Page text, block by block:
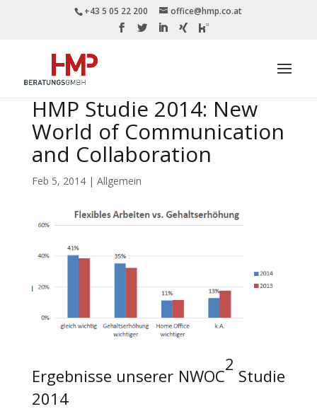
+43 5 05 22 200 office@hmp.co.at
HMP Studie 2014: New
World of Communication
and Collaboration
Feb 5, 2014| Allgemein
Ergebnisse unserer NWOC
2
Studie
2014